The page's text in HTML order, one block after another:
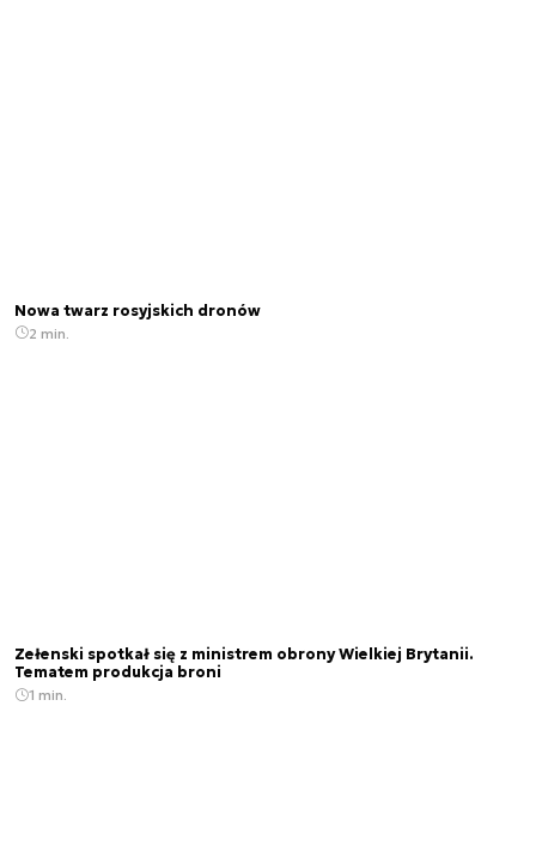
Nowa twarz rosyjskich dronów
2 min.
Zełenski spotkał się z ministrem obrony Wielkiej Brytanii.
Tematem produkcja broni
1 min.